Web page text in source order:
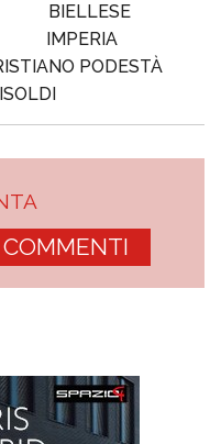
BIELLESE
IMPERIA
PODESTÀ